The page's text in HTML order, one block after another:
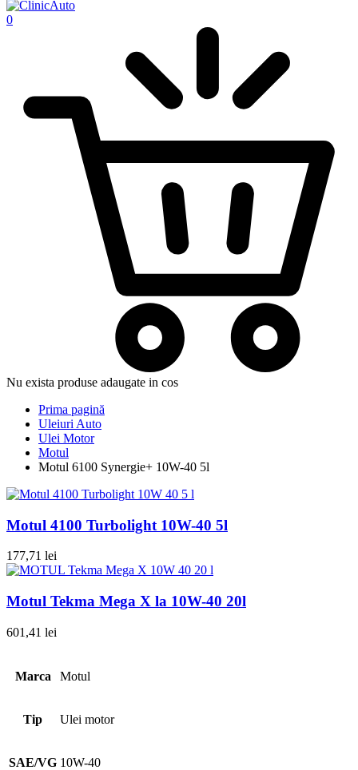
0
Nu exista produse adaugate in cos
Prima pagină
Uleiuri Auto
Ulei Motor
Motul
Motul 6100 Synergie+ 10W-40 5l
Motul 4100 Turbolight 10W-40 5l
177,71 lei
Motul Tekma Mega X la 10W-40 20l
601,41 lei
Marca Motul
Tip Ulei motor
SAE/VG 10W-40